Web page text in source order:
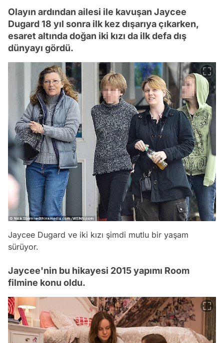
Olayın ardından ailesi ile kavuşan Jaycee
Dugard 18 yıl sonra ilk kez dışarıya çıkarken,
esaret altında doğan iki kızı da ilk defa dış
dünyayı gördü.
Jaycee Dugard ve iki kızı şimdi mutlu bir yaşam
sürüyor.
Jaycee'nin bu hikayesi 2015 yapımı Room
filmine konu oldu.